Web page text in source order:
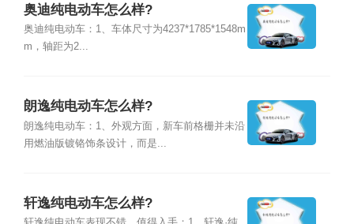
奥迪纯电动车怎么样?
奥迪纯电动车：1、车体尺寸为4237*1785*1548m
m，轴距为2...
朗逸纯电动车怎么样?
朗逸纯电动车：1、外观方面，新车前格栅并未沿
用燃油版镀铬饰条设计，而是...
轩逸纯电动车怎么样?